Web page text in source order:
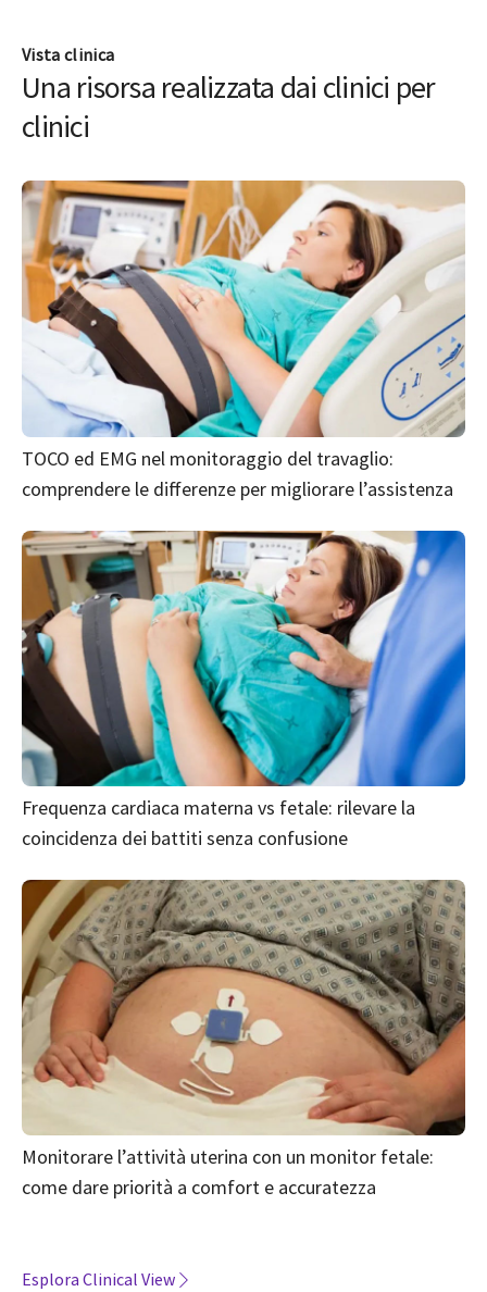
Vista clinica
Una risorsa realizzata dai clinici per
clinici
TOCO ed EMG nel monitoraggio del travaglio:
comprendere le differenze per migliorare l’assistenza
Frequenza cardiaca materna vs fetale: rilevare la
coincidenza dei battiti senza confusione
Monitorare l’attività uterina con un monitor fetale:
come dare priorità a comfort e accuratezza
Esplora Clinical View